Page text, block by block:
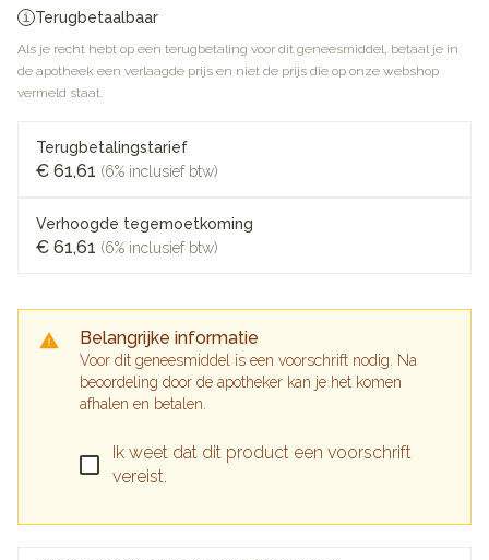
Terugbetaalbaar
Als je recht hebt op een terugbetaling voor dit geneesmiddel, betaal je in
de apotheek een verlaagde prijs en niet de prijs die op onze webshop
vermeld staat.
Terugbetalingstarief
€ 61,61 (6% inclusief btw)
Verhoogde tegemoetkoming
€ 61,61 (6% inclusief btw)
Belangrijke informatie
Voor dit geneesmiddel is een voorschrift nodig. Na
beoordeling door de apotheker kan je het komen
afhalen en betalen.
Ik weet dat dit product een voorschrift
vereist.